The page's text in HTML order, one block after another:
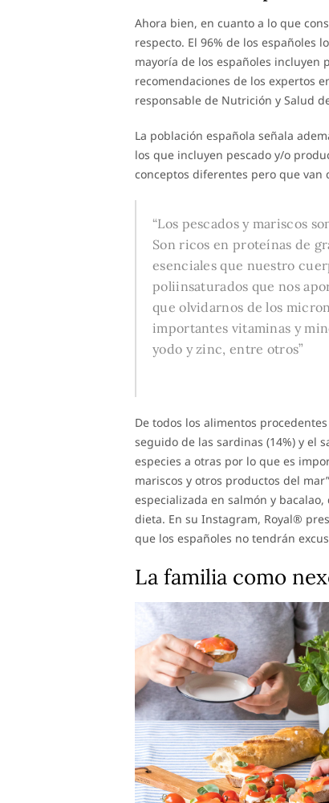
Ahora bien, en cuanto a lo que
respecto. El 96% de los españoles
mayoría de los españoles incluyen
recomendaciones de los expertos
responsable de Nutrición y Salud
La población española señala
los que incluyen pescado y/o
conceptos diferentes pero que van
“Los pescados y mariscos
Son ricos en proteínas de
esenciales que nuestro
poliinsaturados que nos
que olvidarnos de los
importantes vitaminas y
yodo y zinc, entre otros”
De todos los alimentos
seguido de las sardinas (14%) y el
especies a otras por lo que es
mariscos y otros productos del
especializada en salmón y
dieta. En su Instagram, Royal®
que los españoles no tendrán
La familia como